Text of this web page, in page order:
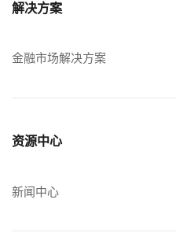
解决方案
金融市场解决方案
资源中心
新闻中心